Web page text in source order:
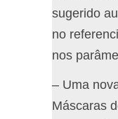
sugerido
no
nos
– Uma
Máscaras